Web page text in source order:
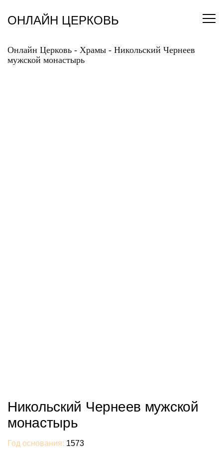
содержанию
ОНЛАЙН ЦЕРКОВЬ
Онлайн Церковь - Храмы - Никольский Чернеев
мужской монастырь
Никольский Чернеев мужской
монастырь
Год основания: 1573